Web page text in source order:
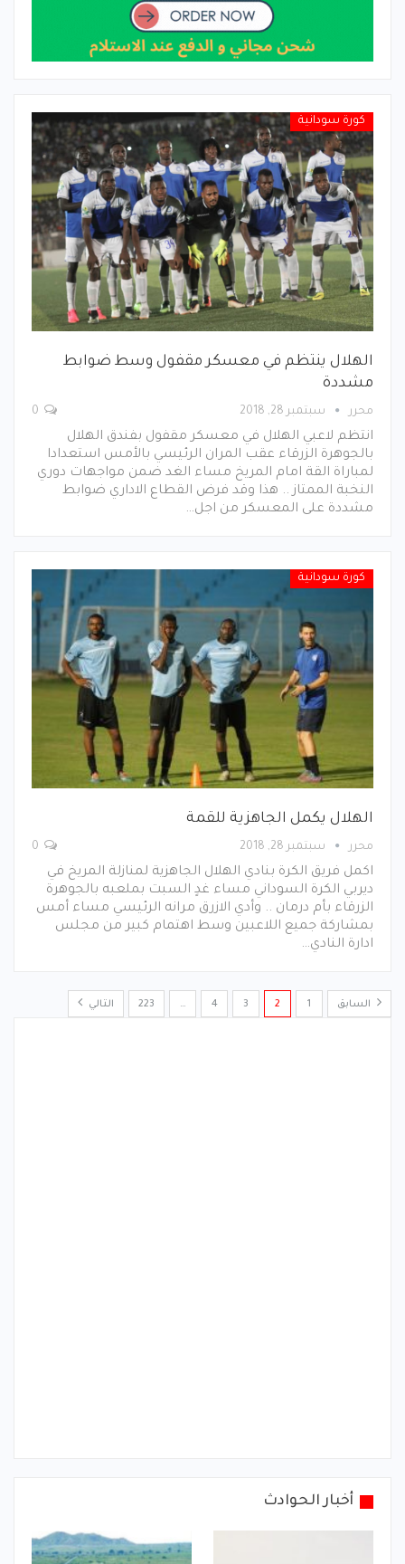
كورة سودانية
الهلال ينتظم في معسكر مقفول وسط ضوابط
مشددة
محرر سبتمبر 28, 2018
انتظم لاعبي الهلال في معسكر مقفول بفندق الهلال
بالجوهرة الزرقاء عقب المران الرئيسي بالأمس استعدادا
لمباراة القة امام المريخ مساء الغد ضمن مواجهات دوري
النخبة الممتاز .. هذا وقد فرض القطاع الاداري ضوابط
مشددة على المعسكر من اجل…
كورة سودانية
الهلال يكمل الجاهزية للقمة
محرر سبتمبر 28, 2018
اكمل فريق الكرة بنادي الهلال الجاهزية لمنازلة المريخ في
ديربي الكرة السوداني مساء غدٍ السبت بملعبه بالجوهرة
الزرقاء بأم درمان .. وأدي الازرق مرانه الرئيسي مساء أمس
بمشاركة جميع اللاعبين وسط اهتمام كبير من مجلس
ادارة النادي…
السابق 1
2
3
4
…
223 التالي
أخبار الحوادث